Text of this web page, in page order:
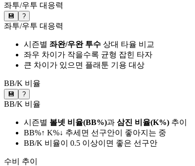
좌투/우투 대응력
💾 ?
좌투/우투 대응력
시즌별 좌완/우완 투수 상대 타율 비교
좌우 차이가 작을수록 균형 잡힌 타자
큰 차이가 있으면 플래툰 기용 대상
BB/K 비율
💾 ?
BB/K 비율
시즌별 볼넷 비율(BB%)과 삼진 비율(K%) 추이
BB%↑ K%↓ 추세면 선구안이 좋아지는 중
BB/K 비율이 0.5 이상이면 좋은 선구안
수비 추이